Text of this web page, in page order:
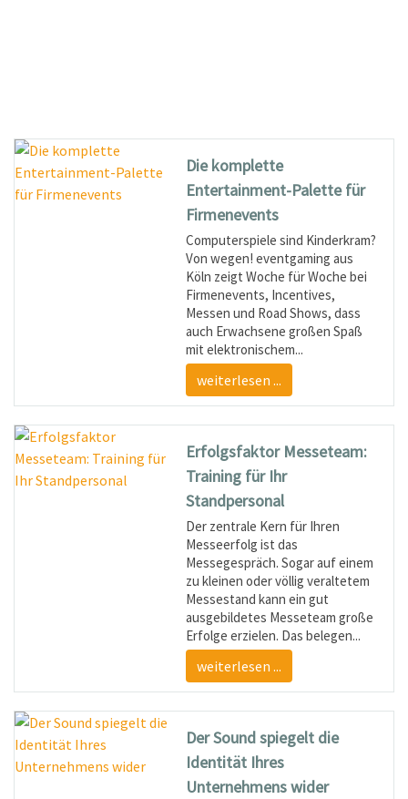
Die komplette
Entertainment-Palette für
Firmenevents
Computerspiele sind Kinderkram?
Von wegen! eventgaming aus
Köln zeigt Woche für Woche bei
Firmenevents, Incentives,
Messen und Road Shows, dass
auch Erwachsene großen Spaß
mit elektronischem...
weiterlesen ...
Erfolgsfaktor Messeteam:
Training für Ihr
Standpersonal
Der zentrale Kern für Ihren
Messeerfolg ist das
Messegespräch. Sogar auf einem
zu kleinen oder völlig veraltetem
Messestand kann ein gut
ausgebildetes Messeteam große
Erfolge erzielen. Das belegen...
weiterlesen ...
Der Sound spiegelt die
Identität Ihres
Unternehmens wider